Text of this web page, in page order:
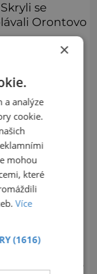
se
Orontovo
z okna,
pušek.
Od té
a shání se
složitější,
nacisté
×
a analýze
cookie.
mohou
které
Více
(1616)